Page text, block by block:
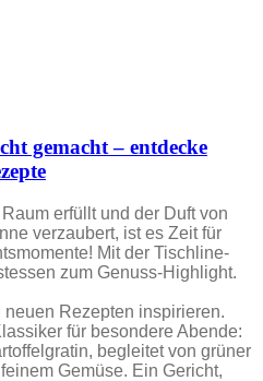
gemacht – entdecke
erfüllt und der Duft von
verzaubert, ist es Zeit für
Mit der Tischline-
zum Genuss-Highlight.
neuen Rezepten inspirieren.
für besondere Abende:
begleitet von grüner
Gemüse. Ein Gericht,